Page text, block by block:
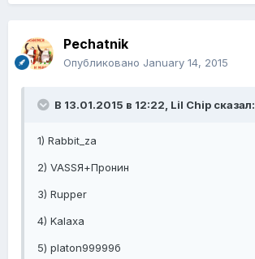
Pechatnik
Опубликовано January 14, 2015
В 13.01.2015 в 12:22, Lil Chip сказал:
1) Rabbit_za
2) VASSЯ+Пронин
3) Rupper
4) Kalaxa
5) platon99999б